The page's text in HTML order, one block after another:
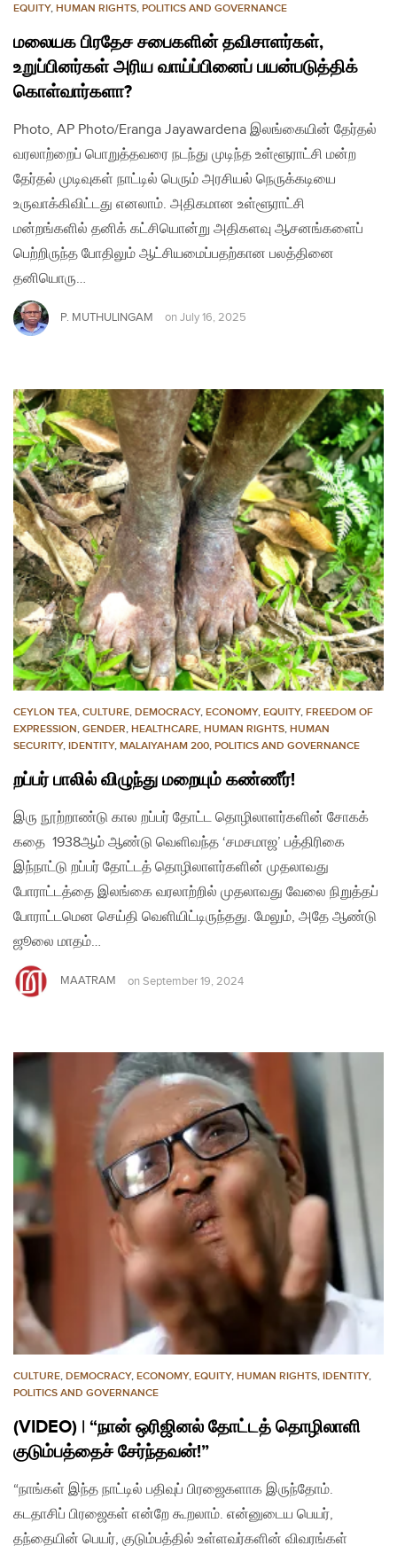
EQUITY, HUMAN RIGHTS, POLITICS AND GOVERNANCE
மலையக பிரதேச சபைகளின் தவிசாளர்கள்,
உறுப்பினர்கள் அரிய வாய்ப்பினைப் பயன்படுத்திக்
கொள்வார்களா?
Photo, AP Photo/Eranga Jayawardena இலங்கையின் தேர்தல்
வரலாற்றைப் பொறுத்தவரை நடந்து முடிந்த உள்ளூராட்சி மன்ற
தேர்தல் முடிவுகள் நாட்டில் பெரும் அரசியல் நெருக்கடியை
உருவாக்கிவிட்டது எனலாம். அதிகமான உள்ளூராட்சி
மன்றங்களில் தனிக் கட்சியொன்று அதிகளவு ஆசனங்களைப்
பெற்றிருந்த போதிலும் ஆட்சியமைப்பதற்கான பலத்தினை
தனியொரு…
P. MUTHULINGAM on July 16, 2025
CEYLON TEA, CULTURE, DEMOCRACY, ECONOMY, EQUITY, FREEDOM OF
EXPRESSION, GENDER, HEALTHCARE, HUMAN RIGHTS, HUMAN
SECURITY, IDENTITY, MALAIYAHAM 200, POLITICS AND GOVERNANCE
றப்பர் பாலில் விழுந்து மறையும் கண்ணீர்!
இரு நூற்றாண்டு கால றப்பர் தோட்ட தொழிலாளர்களின் சோகக்
கதை 1938ஆம் ஆண்டு வெளிவந்த ‘சமசமாஜ’ பத்திரிகை
இந்நாட்டு றப்பர் தோட்டத் தொழிலாளர்களின் முதலாவது
போராட்டத்தை இலங்கை வரலாற்றில் முதலாவது வேலை நிறுத்தப்
போராட்டமென செய்தி வெளியிட்டிருந்தது. மேலும், அதே ஆண்டு
ஜூலை மாதம்…
MAATRAM on September 19, 2024
CULTURE, DEMOCRACY, ECONOMY, EQUITY, HUMAN RIGHTS, IDENTITY,
POLITICS AND GOVERNANCE
(VIDEO) | “நான் ஒரிஜினல் தோட்டத் தொழிலாளி
குடும்பத்தைச் சேர்ந்தவன்!”
“நாங்கள் இந்த நாட்டில் பதிவுப் பிரஜைகளாக இருந்தோம்.
கடதாசிப் பிரஜைகள் என்றே கூறலாம். என்னுடைய பெயர்,
தந்தையின் பெயர், குடும்பத்தில் உள்ளவர்களின் விவரங்கள்